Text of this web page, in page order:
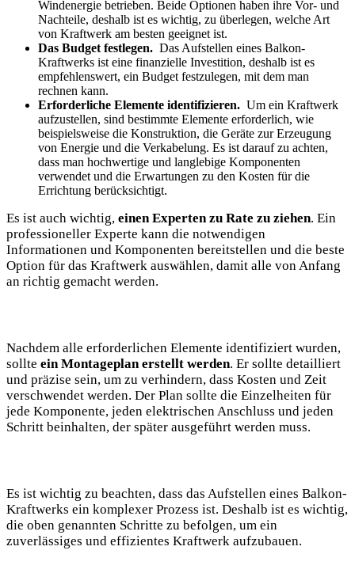
Windenergie ​betrieben. ⁣Beide Optionen haben ihre​ Vor- und
Nachteile,⁣ deshalb ist ‍es wichtig, zu überlegen, welche Art
‌von Kraftwerk am besten geeignet ist.
Das Budget festlegen. ‍ Das Aufstellen eines Balkon-
Kraftwerks ist eine⁣ finanzielle ⁤Investition, deshalb ist es
⁣empfehlenswert, ein Budget‍ festzulegen, mit dem man
rechnen ⁢kann.⁣
Erforderliche Elemente identifizieren. ⁣ Um ein Kraftwerk
aufzustellen,⁣ sind​ bestimmte Elemente erforderlich, wie
beispielsweise die Konstruktion, die Geräte zur Erzeugung‍
von Energie und die⁣ Verkabelung. Es ist darauf zu ‍achten,⁣
dass man​ hochwertige und langlebige Komponenten
⁤verwendet und die Erwartungen ⁤zu den Kosten ⁤für ⁤die​
Errichtung berücksichtigt.⁣
Es ist ⁣auch wichtig,‌ einen Experten zu Rate zu ⁢ziehen. Ein
professioneller Experte kann‍ die notwendigen
Informationen und⁤ Komponenten ⁣bereitstellen ⁣und die‌ beste
Option für‍ das ‍Kraftwerk auswählen,​ damit alle‍ von Anfang⁣
an richtig gemacht werden. ⁣
Nachdem⁤ alle erforderlichen Elemente identifiziert wurden,
sollte ein Montageplan erstellt‍ werden. Er sollte detailliert
und präzise sein, um zu verhindern, dass Kosten ‌und Zeit
‌verschwendet‍ werden. Der Plan sollte die Einzelheiten für
jede Komponente, jeden elektrischen Anschluss und jeden
‌Schritt​ beinhalten, der später ausgeführt werden muss.
Es ist wichtig zu ‌beachten, dass das Aufstellen eines Balkon-
Kraftwerks⁤ ein komplexer​ Prozess ist. Deshalb ⁣ist es wichtig,
die oben genannten Schritte ⁤zu ​befolgen, um ein
zuverlässiges und effizientes Kraftwerk aufzubauen.